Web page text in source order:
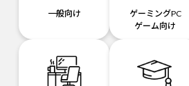
一般向け
ゲーミングPC
ゲーム向け